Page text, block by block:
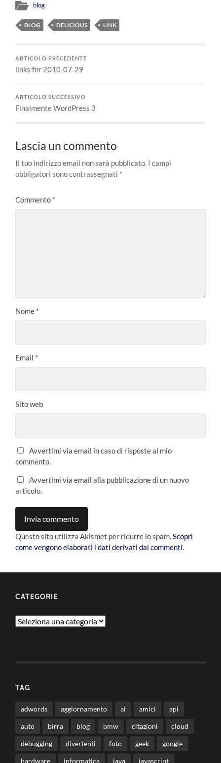
blog
BLOG DELICIOUS LINK
ARTICOLO PRECEDENTE
links for 2010-07-29
ARTICOLO SUCCESSIVO
Finalmente WordPress 3
Lascia un commento
Il tuo indirizzo email non sarà pubblicato. I campi
obbligatori sono contrassegnati *
Commento *
Nome *
Email *
Sito web
Avvertimi via email in caso di risposte al mio
commento.
Avvertimi via email alla pubblicazione di un nuovo
articolo.
Questo sito utilizza Akismet per ridurre lo spam.Scopri
come vengono elaborati i dati derivati dai commenti.
CATEGORIE
Categorie
TAG
adwords aggiornamento ai amici api
auto birra blog bmw citazioni cloud
debugging divertenti foto geek google
hardware informatica java javascript